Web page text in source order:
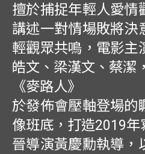
擅於捕捉年輕人愛情
講述一對情場敗將決
輕觀眾共鳴，電影主
皓文、梁漢文、蔡潔
《麥路人》
於發佈會壓軸登場的
像班底，打造2019
晉導演黃慶勳執導，